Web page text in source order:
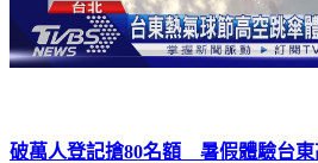
破萬人登記搶80名額 暑假體驗台東